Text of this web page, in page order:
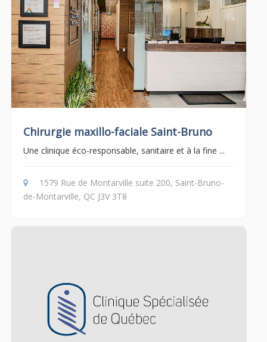
Chirurgie maxillo-faciale Saint-Bruno
Une clinique éco-responsable, sanitaire et à la fine ...
1579 Rue de Montarville suite 200, Saint-Bruno-
de-Montarville, QC J3V 3T8